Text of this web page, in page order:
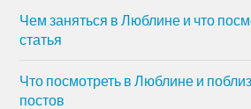
Чем заняться в Люблине и что
статья
Что посмотреть в Люблине и
постов